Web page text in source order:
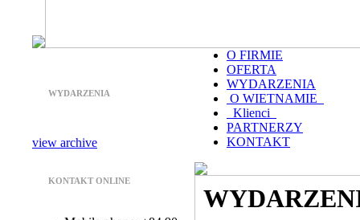
WYDARZENIA
view archive
KONTAKT ONLINE
O FIRMIE
OFERTA
WYDARZENIA
O WIETNAMIE
Klienci
PARTNERZY
KONTAKT